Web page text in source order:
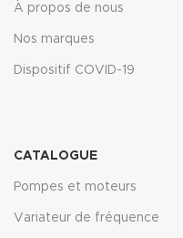
À propos de nous
Nos marques
Dispositif COVID-19
CATALOGUE
Pompes et moteurs
Variateur de fréquence